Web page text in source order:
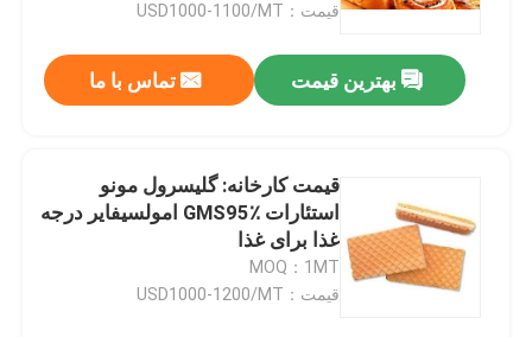
با ما تماس بگیرید
درخواست نقل قول
امولسیفایر غذایی E471
قیمت：USD1000-1100/MT
بهترین قیمت تماس با ما
قیمت کارخانه: گلیسرول مونو
استئارات GMS95٪ امولسیفایر درجه
غذا برای غذا
MOQ：1MT
قیمت：USD1000-1200/MT